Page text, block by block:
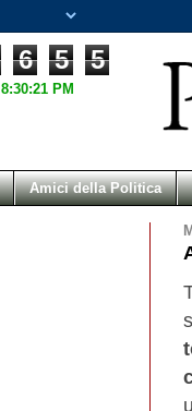
6 5 5
8:30:21 PM
Amici della Politica